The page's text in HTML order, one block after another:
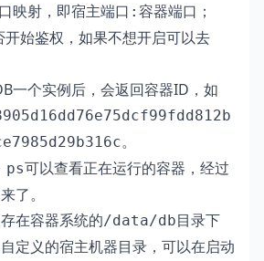
映射，即宿主端口:容器端口 ；
开始鉴权，如果不想开启可以去
一个实例后，会返回容器ID，如
。
ps可以查看正在运行的容器，经过
了。
在容器系统的/data/db目录下
定义的宿主机器目录，可以在启动